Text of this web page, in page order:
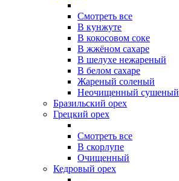
Смотреть все
В кунжуте
В кокосовом соке
В жжёном сахаре
В шелухе нежареный
В белом сахаре
Жареный соленый
Неочищенный сушеный
Бразильский орех
Грецкий орех
Смотреть все
В скорлупе
Очищенный
Кедровый орех